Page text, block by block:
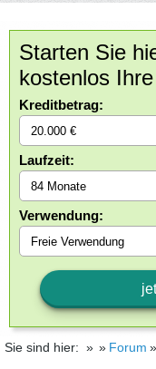
Starten Sie
kostenlos
Kreditbetrag:
Laufzeit:
Verwendung:
Sie sind hier: Forum